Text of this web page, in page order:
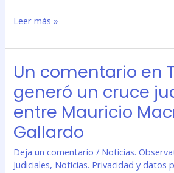
Leer más »
Un comentario en
generó un cruce
entre Mauricio
Gallardo
Deja un comentario / Noticias.
Judiciales, Noticias. Privacidad y datos
Un
en
Twitter
generó
un
cruce
judicial